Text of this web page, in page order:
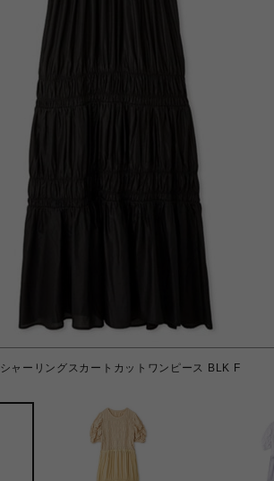
シャーリングスカートカットワンピース BLK F